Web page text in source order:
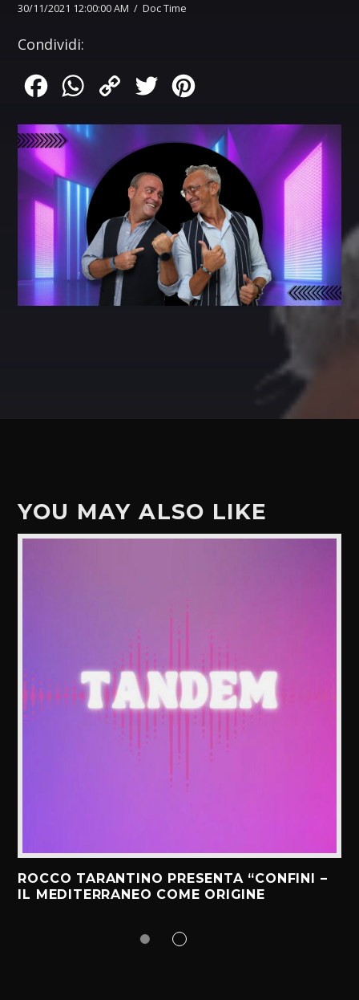
30/11/2021 12:00:00 AM / Doc Time
Condividi:
FacebookWhatsApp
Copy
Twitter
YOU MAY ALSO LIKE
ROCCO TARANTINO PRESENTA “CONFINI –
IL MEDITERRANEO COME ORIGINE